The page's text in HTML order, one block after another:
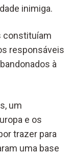
inimiga.
constituíam
responsáveis
à
um
e os
trazer para
uma base